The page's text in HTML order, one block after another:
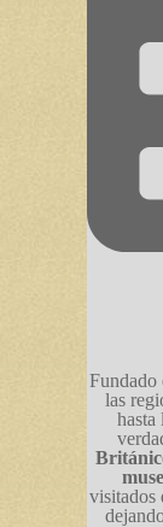
Fundado
las
hasta
visitados